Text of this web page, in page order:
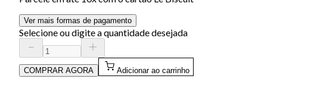
Ver mais formas de pagamento
Selecione ou digite a quantidade desejada
COMPRAR AGORA Adicionar ao carrinho